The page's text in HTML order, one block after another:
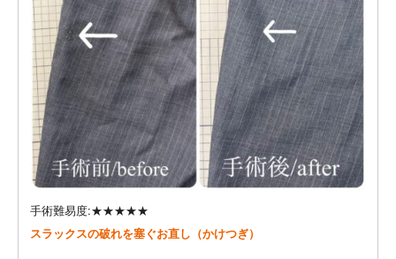
手術難易度:★★★★★
スラックスの破れを塞ぐお直し（かけつぎ）